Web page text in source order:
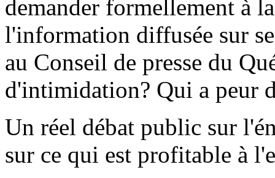
demander formellement à
l'information diffusée sur
au Conseil de presse du
d'intimidation? Qui a peur
Un réel débat public sur
sur ce qui est profitable à